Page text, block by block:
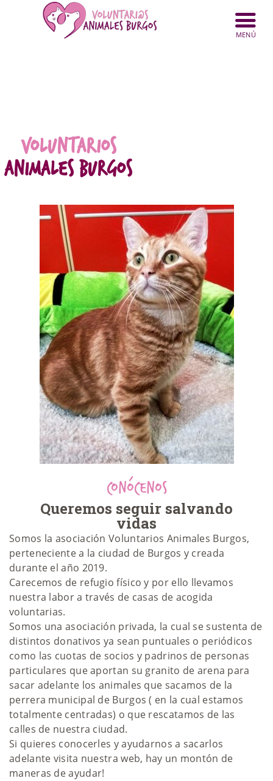
INICIO
ANIMALES
COLABORA
VOLUNTARIOS
ANIMALES BURGOS
CONÓCENOS
Queremos seguir salvando
vidas
Somos la asociación Voluntarios Animales Burgos,
perteneciente a la ciudad de Burgos y creada
durante el año 2019.
Carecemos de refugio físico y por ello llevamos
nuestra labor a través de casas de acogida
voluntarias.
Somos una asociación privada, la cual se sustenta de
distintos donativos ya sean puntuales o periódicos
como las cuotas de socios y padrinos de personas
particulares que aportan su granito de arena para
sacar adelante los animales que sacamos de la
perrera municipal de Burgos ( en la cual estamos
totalmente centradas) o que rescatamos de las
calles de nuestra ciudad.
Si quieres conocerles y ayudarnos a sacarlos
adelante visita nuestra web, hay un montón de
maneras de ayudar!